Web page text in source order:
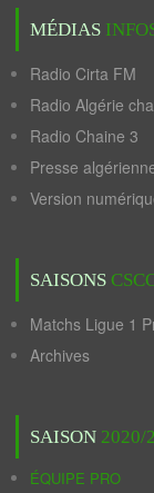
MÉDIAS
Radio Cirta FM
Radio Algérie
Radio Chaine 3
Presse
Version
SAISONS
Matchs Ligue 1
Archives
SAISON 2020/
ÉQUIPE PRO